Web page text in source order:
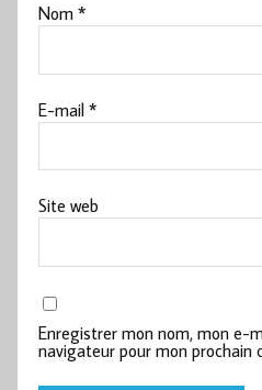
Nom*
E-mail*
Site web
Enregistrer mon nom, mon e-
navigateur pour mon prochain